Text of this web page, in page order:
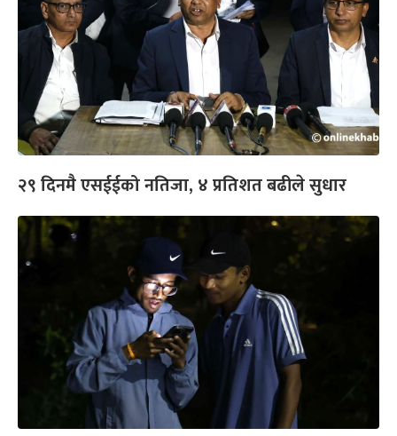
२९ दिनमै एसईईको नतिजा, ४ प्रतिशत बढीले सुधार